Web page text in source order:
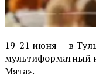
19-21 июня — в
мультиформатный
Мята».